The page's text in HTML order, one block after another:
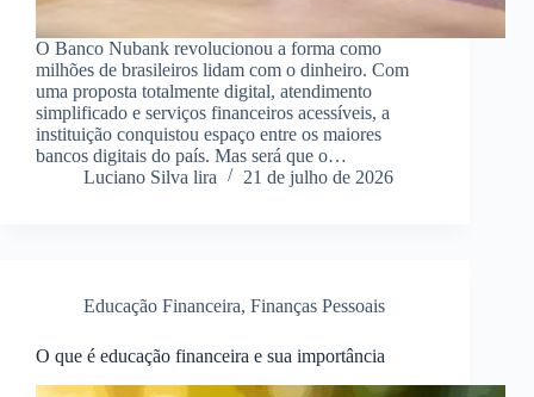
O Banco Nubank revolucionou a forma como
milhões de brasileiros lidam com o dinheiro. Com
uma proposta totalmente digital, atendimento
simplificado e serviços financeiros acessíveis, a
instituição conquistou espaço entre os maiores
bancos digitais do país. Mas será que o…
Luciano Silva lira
21 de julho de 2026
Educação Financeira, Finanças Pessoais
O que é educação financeira e sua importância